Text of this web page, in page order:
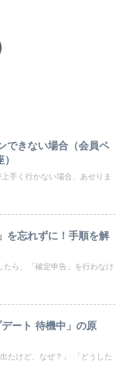
できない場合（会員ペ
手く行かない場合、あせりま
を忘れずに！手順を解
たら、「確定申告」を行わなけ
ート 待機中」の原
たけど、なぜ？」 「どうした